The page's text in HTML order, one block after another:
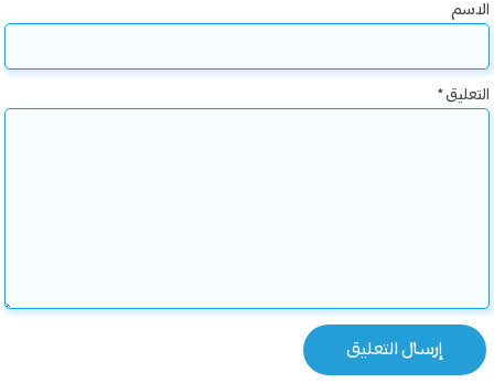
الاسم
التعليق*